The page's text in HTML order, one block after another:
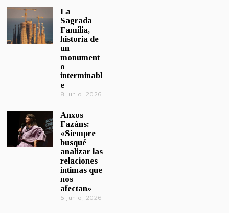
La
Sagrada
Familia,
historia de
un
monument
o
interminabl
e
8 junio, 2026
Anxos
Fazáns:
«Siempre
busqué
analizar las
relaciones
íntimas que
nos
afectan»
5 junio, 2026